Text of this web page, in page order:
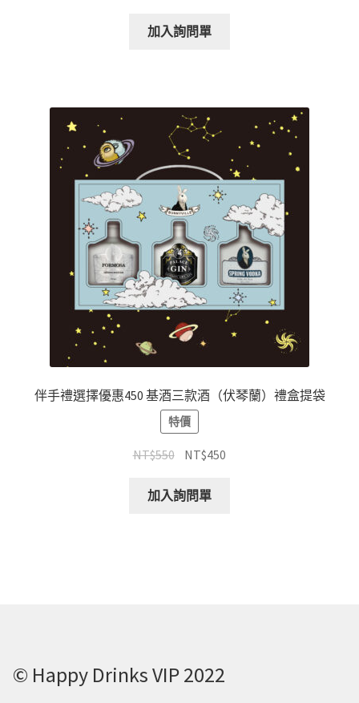
加入詢問單
伴手禮選擇優惠450 基酒三款酒（伏琴蘭）禮盒提袋
特價
NT$550 NT$450
加入詢問單
© Happy Drinks VIP 2022